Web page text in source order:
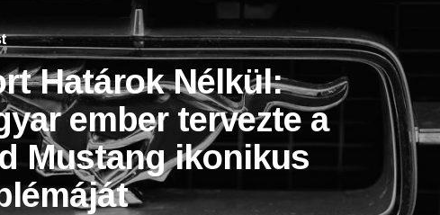
Határok Nélkül:
ember tervezte a
Mustang ikonikus